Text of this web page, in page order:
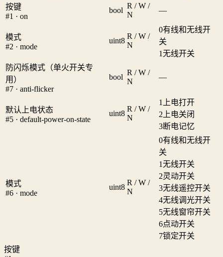
按键
#1 · on
bool
R / W /
N
—
模式
#2 · mode
uint8
R / W /
N
0有线和无线开
关
1无线开关
防闪烁模式（单火开关专
用）
#7 · anti-flicker
bool
R / W /
N
—
默认上电状态
#5 · default-power-on-state
uint8
R / W /
N
1
上电打开
2 上电关闭
3断电记忆
模式
#6 · mode
uint8
R / W /
N
0有线和无线开
关
1无线开关
2灵动开关
3无线遥控开关
4无线调光开关
5无线窗帘开关
6点动开关
7锁定开关
按键